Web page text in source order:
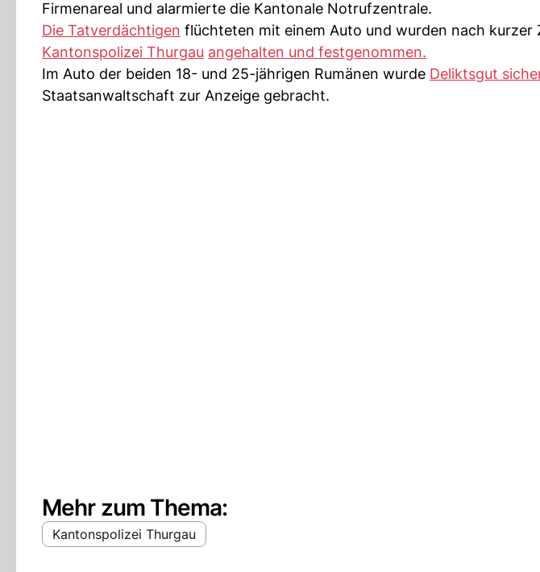
Firmenareal und alarmierte die Kantonale Notrufzentrale.
Die Tatverdächtigen flüchteten mit einem Auto und wurden nach
Kantonspolizei Thurgau angehalten und festgenommen.
Im Auto der beiden 18- und 25-jährigen Rumänen wurde Deliktsgut
Staatsanwaltschaft zur Anzeige gebracht.
Mehr zum Thema:
Kantonspolizei Thurgau